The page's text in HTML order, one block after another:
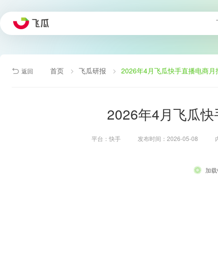
返回 首页 飞瓜研报 2026年4月飞瓜快手直播电商月
2026年4月飞瓜
平台：快手 发布时间：2026-05-08
加